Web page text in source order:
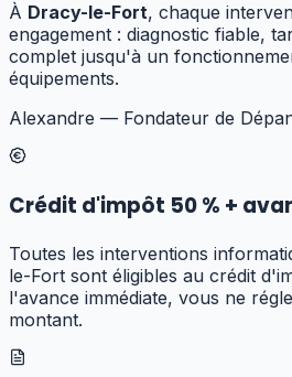
À Dracy-le-Fort, chaque
engagement : diagnostic fiable,
complet jusqu'à un
équipements.
Alexandre — Fondateur de
Crédit d'impôt 50 % +
Toutes les interventions
le-Fort sont éligibles au crédit
l'avance immédiate, vous ne
montant.